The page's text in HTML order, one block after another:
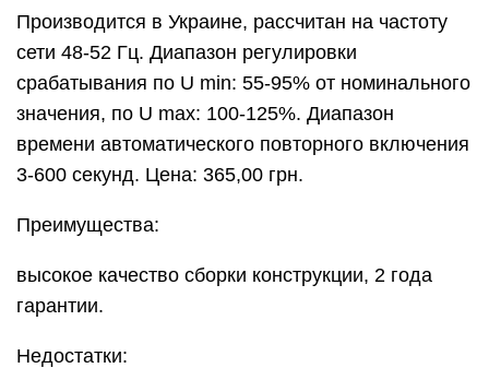
Производится в Украине, рассчитан на частоту
сети 48-52 Гц. Диапазон регулировки
срабатывания по U min: 55-95% от номинального
значения, по U max: 100-125%. Диапазон
времени автоматического повторного включения
3-600 секунд. Цена: 365,00 грн.
Преимущества:
высокое качество сборки конструкции, 2 года
гарантии.
Недостатки: